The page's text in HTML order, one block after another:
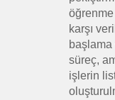
karşı
başlama
süreç,
işlerin